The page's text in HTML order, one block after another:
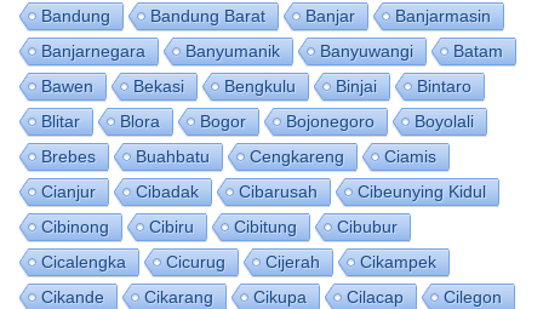
Bandung
Bandung Barat Banjar
Banjarmasin
Banjarnegara
Banyumanik Banyuwangi
Batam
Bawen
Bekasi Bengkulu Binjai
Bintaro
Blitar
Blora Bogor Bojonegoro
Boyolali
Brebes
Buahbatu Cengkareng
Ciamis
Cianjur
Cibadak Cibarusah
Cibeunying Kidul
Cibinong
Cibiru Cibitung
Cibubur
Cicalengka
Cicurug Cijerah
Cikampek
Cikande
Cikarang Cikupa Cilacap
Cilegon